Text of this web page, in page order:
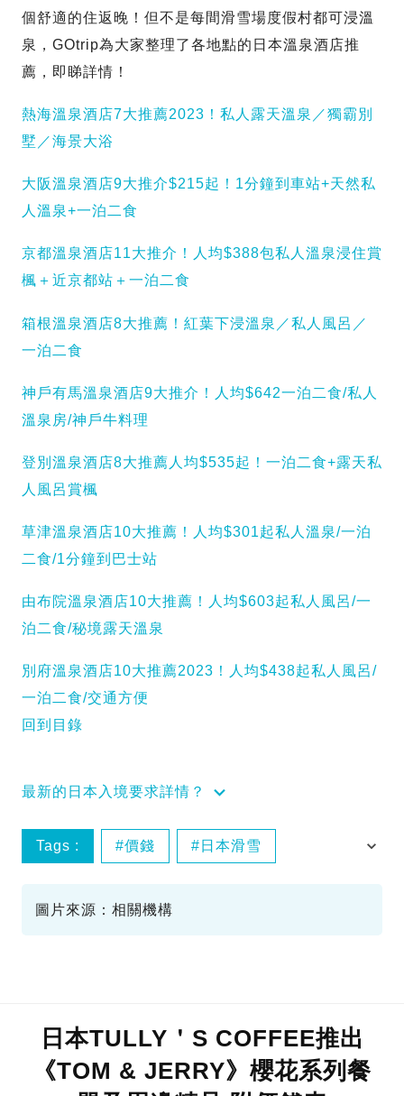
個舒適的住返晚！但不是每間滑雪場度假村都可浸溫
泉，GOtrip為大家整理了各地點的日本溫泉酒店推
薦，即睇詳情！
熱海溫泉酒店7大推薦2023！私人露天溫泉／獨霸別
墅／海景大浴
大阪溫泉酒店9大推介$215起！1分鐘到車站+天然私
人溫泉+一泊二食
京都溫泉酒店11大推介！人均$388包私人溫泉浸住賞
楓＋近京都站＋一泊二食
箱根溫泉酒店8大推薦！紅葉下浸溫泉／私人風呂／
一泊二食
神戶有馬溫泉酒店9大推介！人均$642一泊二食/私人
溫泉房/神戶牛料理
登別溫泉酒店8大推薦人均$535起！一泊二食+露天私
人風呂賞楓
草津溫泉酒店10大推薦！人均$301起私人溫泉/一泊
二食/1分鐘到巴士站
由布院溫泉酒店10大推薦！人均$603起私人風呂/一
泊二食/秘境露天溫泉
別府溫泉酒店10大推薦2023！人均$438起私人風呂/
一泊二食/交通方便
回到目錄
最新的日本入境要求詳情？
Tags : 價錢 日本滑雪
圖片來源：相關機構
日本TULLY＇S COFFEE推出
《TOM & JERRY》櫻花系列餐